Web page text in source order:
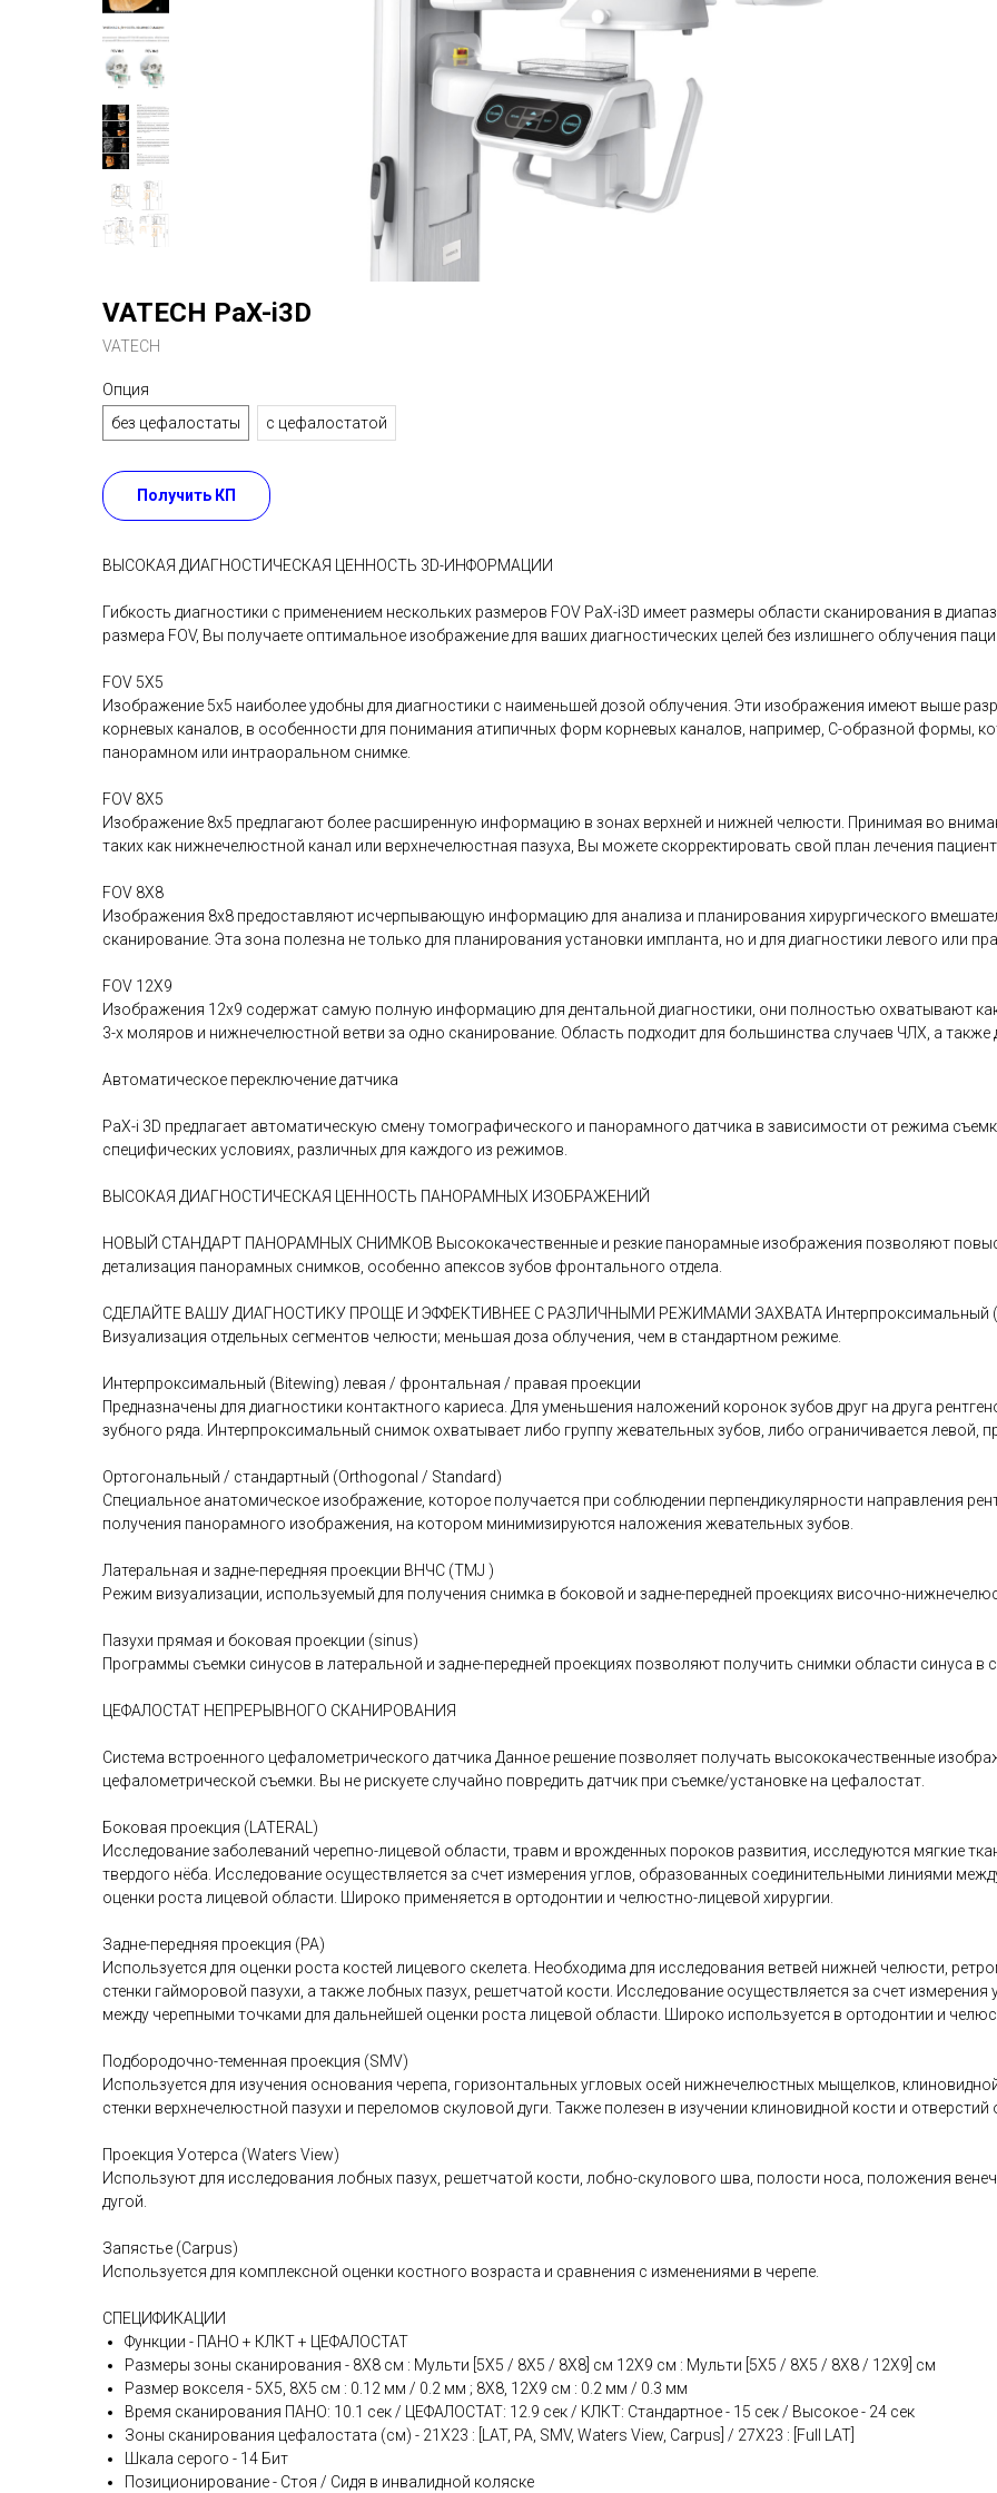
VATECH PaX-i3D
VATECH
Опция
без цефалостаты
с цефалостатой
Получить КП
ВЫСОКАЯ ДИАГНОСТИЧЕСКАЯ ЦЕННОСТЬ 3D-ИНФОРМАЦИИ
Гибкость диагностики с применением нескольких размеров FOV PaX-i3D имеет размеры области сканирования в
размера FOV, Вы получаете оптимальное изображение для ваших диагностических целей без излишнего облучения
FOV 5X5
Изображение 5х5 наиболее удобны для диагностики с наименьшей дозой облучения. Эти изображения имеют выше
корневых каналов, в особенности для понимания атипичных форм корневых каналов, например, С-образной формы,
панорамном или интраоральном снимке.
FOV 8X5
Изображение 8х5 предлагают более расширенную информацию в зонах верхней и нижней челюсти. Принимая во
таких как нижнечелюстной канал или верхнечелюстная пазуха, Вы можете скорректировать свой план лечения
FOV 8X8
Изображения 8х8 предоставляют исчерпывающую информацию для анализа и планирования хирургического
сканирование. Эта зона полезна не только для планирования установки импланта, но и для диагностики левого или
FOV 12X9
Изображения 12х9 содержат самую полную информацию для дентальной диагностики, они полностью охватывают
3-х моляров и нижнечелюстной ветви за одно сканирование. Область подходит для большинства случаев ЧЛХ, а
Автоматическое переключение датчика
PaX-i 3D предлагает автоматическую смену томографического и панорамного датчика в зависимости от режима
специфических условиях, различных для каждого из режимов.
ВЫСОКАЯ ДИАГНОСТИЧЕСКАЯ ЦЕННОСТЬ ПАНОРАМНЫХ ИЗОБРАЖЕНИЙ
НОВЫЙ СТАНДАРТ ПАНОРАМНЫХ СНИМКОВ Высококачественные и резкие панорамные изображения позволяют
детализация панорамных снимков, особенно апексов зубов фронтального отдела.
СДЕЛАЙТЕ ВАШУ ДИАГНОСТИКУ ПРОЩЕ И ЭФФЕКТИВНЕЕ С РАЗЛИЧНЫМИ РЕЖИМАМИ ЗАХВАТА Интерпроксимальный
Визуализация отдельных сегментов челюсти; меньшая доза облучения, чем в стандартном режиме.
Интерпроксимальный (Bitewing) левая / фронтальная / правая проекции
Предназначены для диагностики контактного кариеса. Для уменьшения наложений коронок зубов друг на друга
зубного ряда. Интерпроксимальный снимок охватывает либо группу жевательных зубов, либо ограничивается левой,
Ортогональный / стандартный (Orthogonal / Standard)
Специальное анатомическое изображение, которое получается при соблюдении перпендикулярности направления
получения панорамного изображения, на котором минимизируются наложения жевательных зубов.
Латеральная и задне-передняя проекции ВНЧС (TMJ )
Режим визуализации, используемый для получения снимка в боковой и задне-передней проекциях височно-
Пазухи прямая и боковая проекции (sinus)
Программы съемки синусов в латеральной и задне-передней проекциях позволяют получить снимки области синуса в
ЦЕФАЛОСТАТ НЕПРЕРЫВНОГО СКАНИРОВАНИЯ
Система встроенного цефалометрического датчика Данное решение позволяет получать высококачественные
цефалометрической съемки. Вы не рискуете случайно повредить датчик при съемке/установке на цефалостат.
Боковая проекция (LATERAL)
Исследование заболеваний черепно-лицевой области, травм и врожденных пороков развития, исследуются мягкие
твердого нёба. Исследование осуществляется за счет измерения углов, образованных соединительными линиями
оценки роста лицевой области. Широко применяется в ортодонтии и челюстно-лицевой хирургии.
Задне-передняя проекция (PA)
Используется для оценки роста костей лицевого скелета. Необходима для исследования ветвей нижней челюсти,
стенки гайморовой пазухи, а также лобных пазух, решетчатой кости. Исследование осуществляется за счет
между черепными точками для дальнейшей оценки роста лицевой области. Широко используется в ортодонтии и
Подбородочно-теменная проекция (SMV)
Используется для изучения основания черепа, горизонтальных угловых осей нижнечелюстных мыщелков,
стенки верхнечелюстной пазухи и переломов скуловой дуги. Также полезен в изучении клиновидной кости и
Проекция Уотерса (Waters View)
Используют для исследования лобных пазух, решетчатой кости, лобно-скулового шва, полости носа, положения
дугой.
Запястье (Carpus)
Используется для комплексной оценки костного возраста и сравнения с изменениями в черепе.
СПЕЦИФИКАЦИИ
Функции - ПАНО + КЛКТ + ЦЕФАЛОСТАТ
Размеры зоны сканирования - 8X8 см : Мульти [5X5 / 8X5 / 8X8] см 12X9 см : Мульти [5X5 / 8X5 / 8X8 / 12X9] см
Размер вокселя - 5X5, 8X5 см : 0.12 мм / 0.2 мм ; 8X8, 12X9 см : 0.2 мм / 0.3 мм
Время сканирования ПАНО: 10.1 сек / ЦЕФАЛОСТАТ: 12.9 сек / КЛКТ: Стандартное - 15 сек / Высокое - 24 сек
Зоны сканирования цефалостата (см) - 21X23 : [LAT, PA, SMV, Waters View, Carpus] / 27X23 : [Full LAT]
Шкала серого - 14 Бит
Позиционирование - Стоя / Сидя в инвалидной коляске